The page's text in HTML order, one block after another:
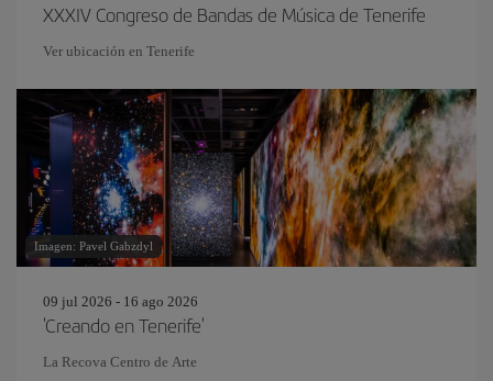
XXXIV Congreso de Bandas de Música de Tenerife
Ver ubicación en Tenerife
Imagen: Pavel Gabzdyl
09 jul 2026 - 16 ago 2026
'Creando en Tenerife'
La Recova Centro de Arte